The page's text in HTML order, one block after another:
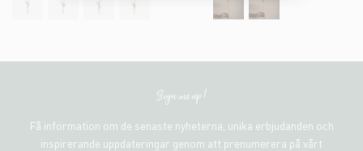
Sign me up!
Få information om de senaste nyheterna, unika erbjudanden och
inspirerande uppdateringar genom att prenumerera på vårt